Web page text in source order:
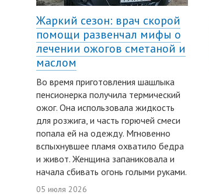
Жаркий сезон: врач скорой
помощи развенчал мифы о
лечении ожогов сметаной и
маслом
Во время приготовления шашлыка
пенсионерка получила термический
ожог. Она использовала жидкость
для розжига, и часть горючей смеси
попала ей на одежду. Мгновенно
вспыхнувшее пламя охватило бедра
и живот. Женщина запаниковала и
начала сбивать огонь голыми руками.
05 июля 2026